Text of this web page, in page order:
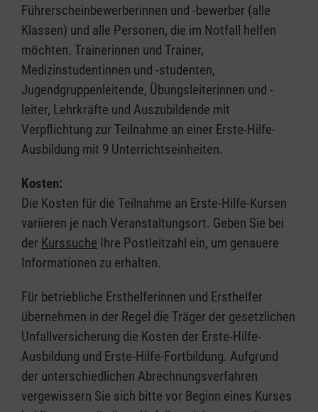
Führerscheinbewerberinnen und -bewerber (alle
Klassen) und alle Personen, die im Notfall helfen
möchten. Trainerinnen und Trainer,
Medizinstudentinnen und -studenten,
Jugendgruppenleitende, Übungsleiterinnen und -
leiter, Lehrkräfte und Auszubildende mit
Verpflichtung zur Teilnahme an einer Erste-Hilfe-
Ausbildung mit 9 Unterrichtseinheiten.
Kosten:
Die Kosten für die Teilnahme an Erste-Hilfe-Kursen
variieren je nach Veranstaltungsort. Geben Sie bei
der Kurssuche Ihre Postleitzahl ein, um genauere
Informationen zu erhalten.
Für betriebliche Ersthelferinnen und Ersthelfer
übernehmen in der Regel die Träger der gesetzlichen
Unfallversicherung die Kosten der Erste-Hilfe-
Ausbildung und Erste-Hilfe-Fortbildung. Aufgrund
der unterschiedlichen Abrechnungsverfahren
vergewissern Sie sich bitte vor Beginn eines Kurses